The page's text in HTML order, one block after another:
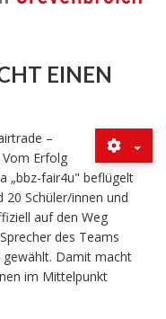
EINEN
–
Erfolg
„bbz-fair4u" beflügelt
20 Schüler/innen und
auf den Weg
des Teams
gewählt. Damit macht
im Mittelpunkt